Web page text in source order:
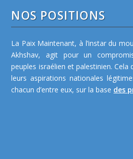
NOS POSITIONS
La Paix Maintenant, à l’instar du
Akhshav, agit pour un
peuples israélien et palestinien. Cela
leurs aspirations nationales
chacun d’entre eux, sur la base des